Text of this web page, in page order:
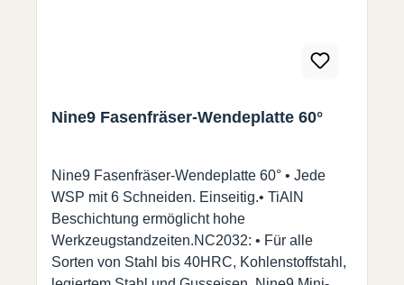
Nine9 Fasenfräser-Wendeplatte 60°
Nine9 Fasenfräser-Wendeplatte 60° • Jede
WSP mit 6 Schneiden. Einseitig.• TiAlN
Beschichtung ermöglicht hohe
Werkzeugstandzeiten.NC2032: • Für alle
Sorten von Stahl bis 40HRC, Kohlenstoffstahl,